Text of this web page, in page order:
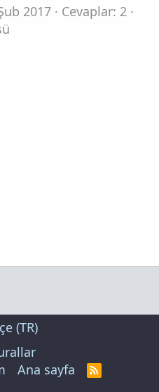
2017
Cevaplar: 2
(TR)
Ana sayfa
R